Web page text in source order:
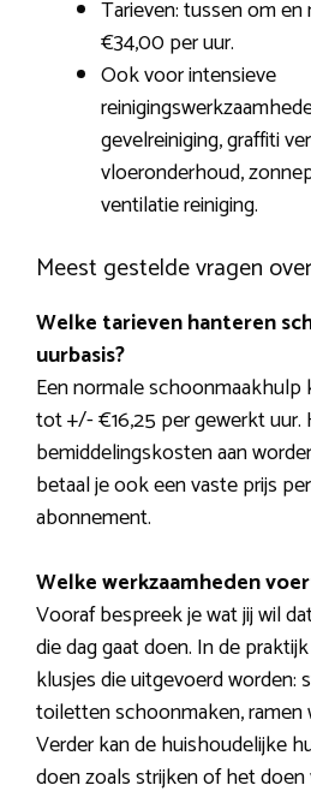
Tarieven: tussen om
€34,00 per uur.
Ook voor intensieve
gevelreiniging, graffiti
vloeronderhoud,
ventilatie reiniging.
Meest gestelde vragen
Welke tarieven hanteren
uurbasis?
Een normale
tot +/- €16,25 per gewerkt uur.
bemiddelingskosten aan
betaal je ook een vaste prijs
abonnement.
Welke werkzaamheden
Vooraf bespreek je wat jij wil
die dag gaat doen. In de
klusjes die uitgevoerd worden:
toiletten schoonmaken, ramen
Verder kan de huishoudelijke
doen zoals strijken of het doen